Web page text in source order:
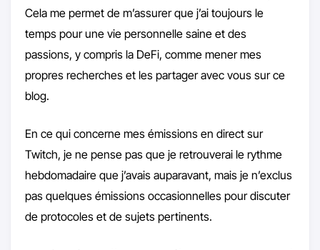
Cela me permet de m’assurer que j’ai toujours le
temps pour une vie personnelle saine et des
passions, y compris la DeFi, comme mener mes
propres recherches et les partager avec vous sur ce
blog.
En ce qui concerne mes émissions en direct sur
Twitch, je ne pense pas que je retrouverai le rythme
hebdomadaire que j’avais auparavant, mais je n’exclus
pas quelques émissions occasionnelles pour discuter
de protocoles et de sujets pertinents.